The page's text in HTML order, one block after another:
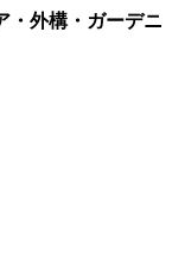
・外構・ガーデニ